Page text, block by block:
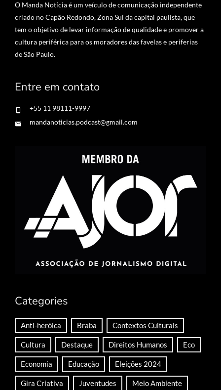
O Manda Notícia é um veículo de comunicação independente
criado no Capão Redondo, Zona Sul da capital paulista, que
tem o objetivo de levar informação de qualidade e promover a
cultura periférica para os moradores das favelas e periferias
de São Paulo.
Entre em contato
+55 11 98111-9997
mandanoticias.podcast@gmail.com
Categories
Anti-heróica Braba Contextos Culturais
Cultura Destaque Direitos Humanos Eco
Economia Educação Eleições 2024
Gira Criativa Juventudes Meio Ambiente